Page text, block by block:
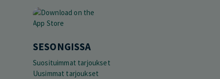
SESONGISSA
Suosituimmat tarjoukset
Uusimmat tarjoukset